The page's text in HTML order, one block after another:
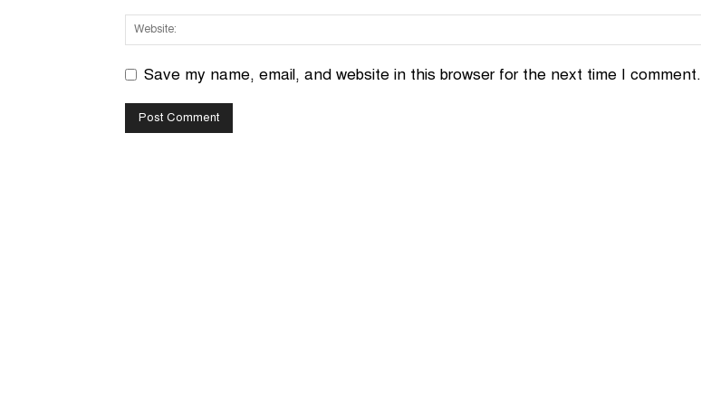
Save my name, email, and website in this browser for the next time I comment.